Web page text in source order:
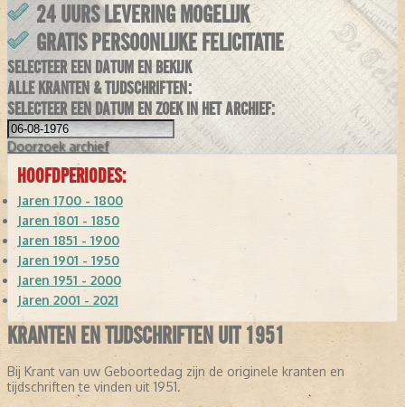
24 UURS LEVERING MOGELIJK
GRATIS PERSOONLIJKE FELICITATIE
SELECTEER EEN DATUM EN BEKIJK
ALLE KRANTEN & TIJDSCHRIFTEN:
SELECTEER EEN DATUM EN ZOEK IN HET ARCHIEF:
Doorzoek archief
HOOFDPERIODES:
Jaren 1700 - 1800
Jaren 1801 - 1850
Jaren 1851 - 1900
Jaren 1901 - 1950
Jaren 1951 - 2000
Jaren 2001 - 2021
KRANTEN EN TIJDSCHRIFTEN UIT 1951
Bij Krant van uw Geboortedag zijn de originele kranten en
tijdschriften te vinden uit 1951.